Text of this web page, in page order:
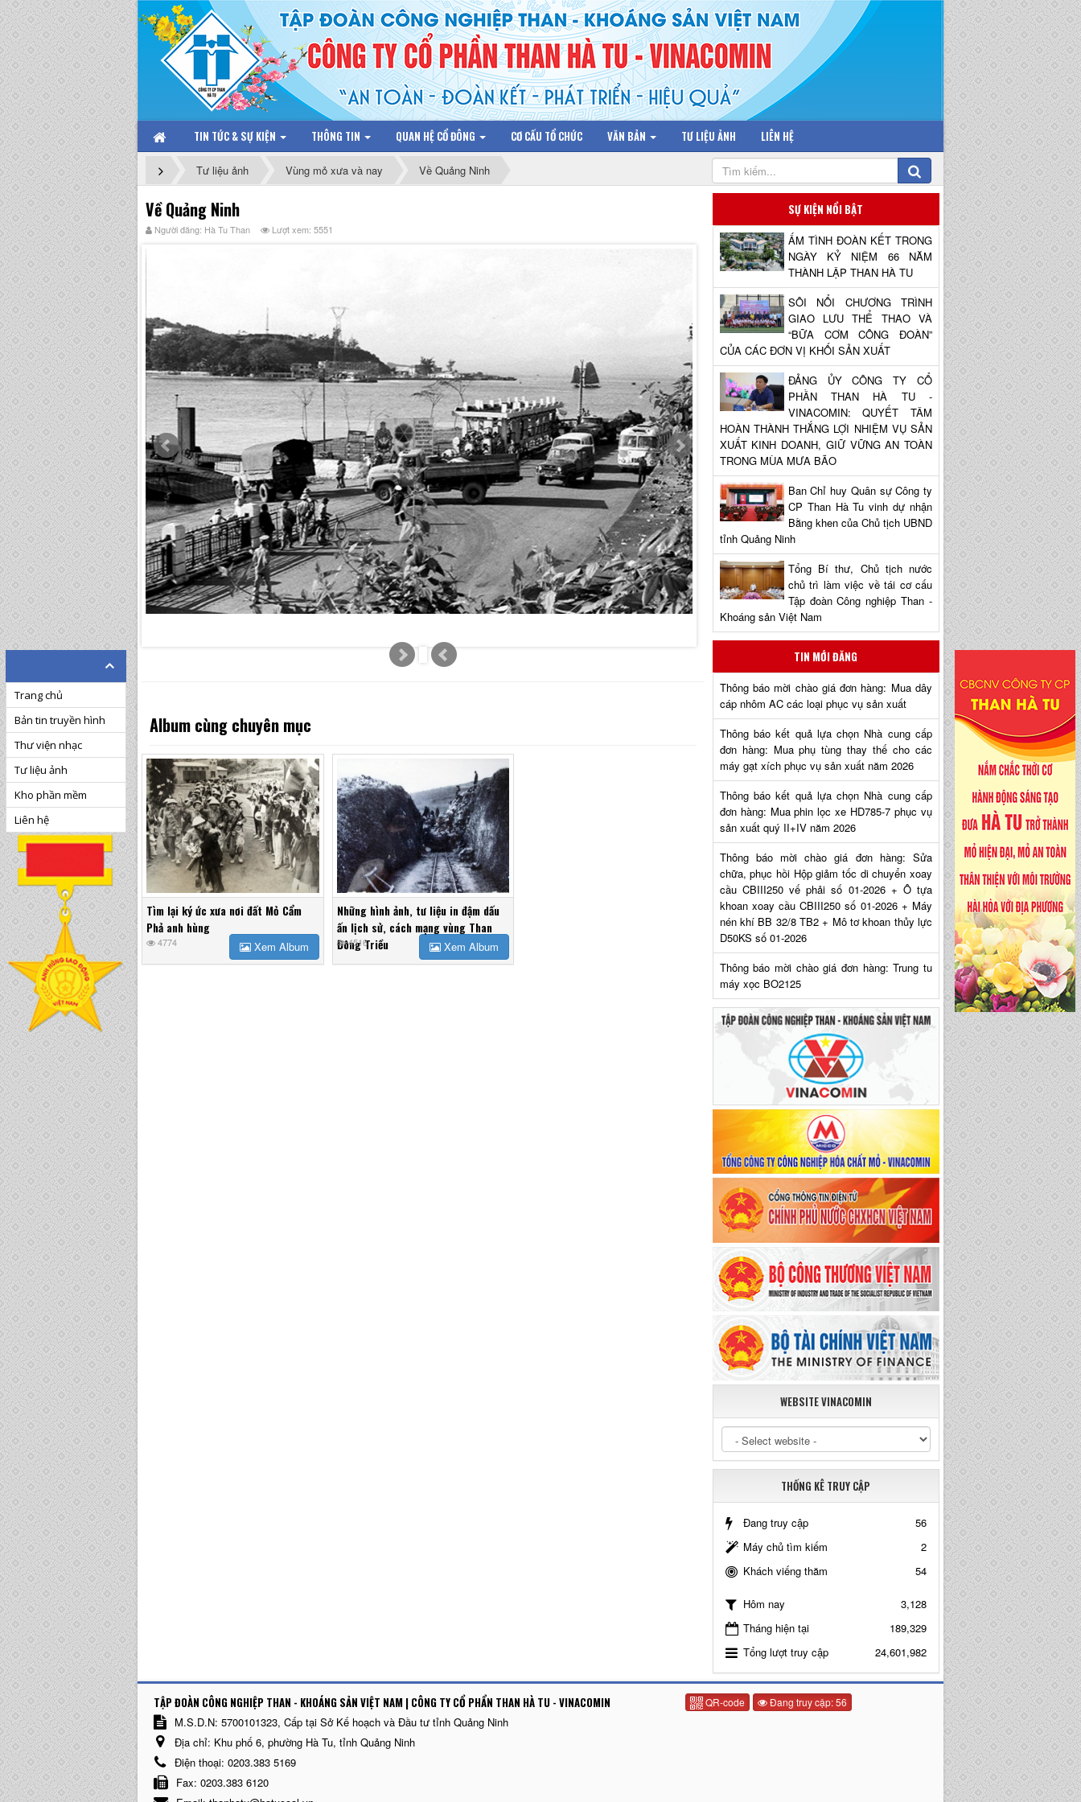
TIN TỨC & SỰ KIỆN THÔNG TIN QUAN HỆ CỔ ĐÔNG CƠ CẤU TỔ CHỨC VĂN BẢN TƯ LIỆU ẢNH LIÊN HỆ
Tư liệu ảnh Vùng mỏ xưa và nay Về Quảng Ninh
Về Quảng Ninh
Người đăng: Hà Tu Than Lượt xem: 5551
Album cùng chuyên mục
Tìm lại ký ức xưa nơi đất Mỏ Cẩm
Phả anh hùng
4774 Xem Album
Những hình ảnh, tư liệu in đậm dấu
ấn lịch sử, cách mạng vùng Than
Đông Triều
4516 Xem Album
SỰ KIỆN NỔI BẬT
ẤM TÌNH ĐOÀN KẾT TRONG
NGÀY KỶ NIỆM 66 NĂM
THÀNH LẬP THAN HÀ TU
SÔI NỔI CHƯƠNG TRÌNH
GIAO LƯU THỂ THAO VÀ
“BỮA CƠM CÔNG ĐOÀN”
CỦA CÁC ĐƠN VỊ KHỐI SẢN XUẤT
ĐẢNG ỦY CÔNG TY CỔ
PHẦN THAN HÀ TU -
VINACOMIN: QUYẾT TÂM
HOÀN THÀNH THẮNG LỢI NHIỆM VỤ SẢN
XUẤT KINH DOANH, GIỮ VỮNG AN TOÀN
TRONG MÙA MƯA BÃO
Ban Chỉ huy Quân sự Công ty
CP Than Hà Tu vinh dự nhận
Bằng khen của Chủ tịch UBND
tỉnh Quảng Ninh
Tổng Bí thư, Chủ tịch nước
chủ trì làm việc về tái cơ cấu
Tập đoàn Công nghiệp Than -
Khoáng sản Việt Nam
TIN MỚI ĐĂNG
Thông báo mời chào giá đơn hàng: Mua dây
cáp nhôm AC các loại phục vụ sản xuất
Thông báo kết quả lựa chọn Nhà cung cấp
đơn hàng: Mua phụ tùng thay thế cho các
máy gạt xích phục vụ sản xuất năm 2026
Thông báo kết quả lựa chọn Nhà cung cấp
đơn hàng: Mua phin lọc xe HD785-7 phục vụ
sản xuất quý II+IV năm 2026
Thông báo mời chào giá đơn hàng: Sửa
chữa, phục hồi Hộp giảm tốc di chuyển xoay
cầu CBIII250 vế phải số 01-2026 + Ô tựa
khoan xoay cầu CBIII250 số 01-2026 + Máy
nén khí BB 32/8 TB2 + Mô tơ khoan thủy lực
D50KS số 01-2026
Thông báo mời chào giá đơn hàng: Trung tu
máy xọc BO2125
WEBSITE VINACOMIN
THỐNG KÊ TRUY CẬP
Đang truy cập
56
Máy chủ tìm kiếm
2
Khách viếng thăm
54
Hôm nay
3,128
Tháng hiện tại
189,329
Tổng lượt truy cập
24,601,982
TẬP ĐOÀN CÔNG NGHIỆP THAN - KHOÁNG SẢN VIỆT NAM | CÔNG TY CỔ PHẨN THAN HÀ TU - VINACOMIN
M.S.D.N: 5700101323, Cấp tại Sở Kế hoạch và Đầu tư tỉnh Quảng Ninh
Địa chỉ: Khu phố 6, phường Hà Tu, tỉnh Quảng Ninh
Điện thoại: 0203.383 5169
Fax: 0203.383 6120
QR-code Đang truy cập: 56
Trang chủ
Bản tin truyền hình
Thư viện nhạc
Tư liệu ảnh
Kho phần mềm
Liên hệ